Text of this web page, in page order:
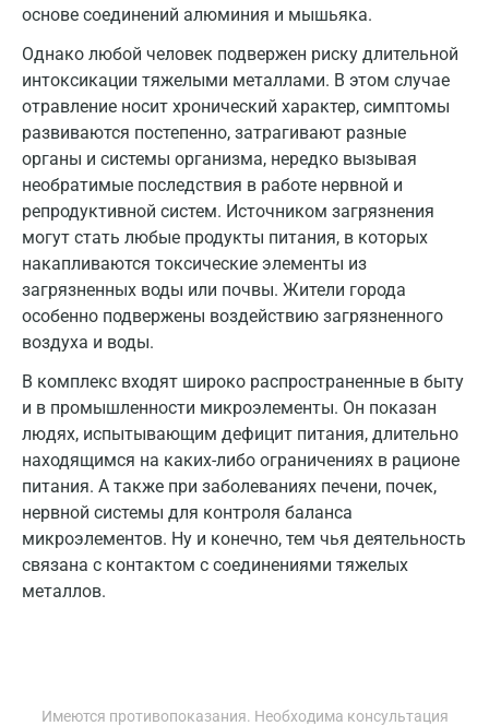
основе соединений алюминия и мышьяка.
Однако любой человек подвержен риску длительной
интоксикации тяжелыми металлами. В этом случае
отравление носит хронический характер, симптомы
развиваются постепенно, затрагивают разные
органы и системы организма, нередко вызывая
необратимые последствия в работе нервной и
репродуктивной систем. Источником загрязнения
могут стать любые продукты питания, в которых
накапливаются токсические элементы из
загрязненных воды или почвы. Жители города
особенно подвержены воздействию загрязненного
воздуха и воды.
В комплекс входят широко распространенные в быту
и в промышленности микроэлементы. Он показан
людях, испытывающим дефицит питания, длительно
находящимся на каких-либо ограничениях в рационе
питания. А также при заболеваниях печени, почек,
нервной системы для контроля баланса
микроэлементов. Ну и конечно, тем чья деятельность
связана с контактом с соединениями тяжелых
металлов.
Королев
Кострома
Котельники
Красногорск
Краснодар
Красноярск
Лабинск
Лобня
Люберцы
Майкоп
Мурино
Мурманск
Имеются противопоказания. Необходима консультация